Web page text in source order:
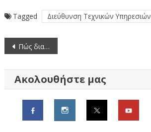
Tagged Διεύθυνση Τεχνικών Υπηρεσιών
Πλοήγηση
Πώς διαμορφώνονται οι μέσες τιμές οπωροκηπευτικών (29/11/2024-5/12/2024)
Ακολουθήστε μας